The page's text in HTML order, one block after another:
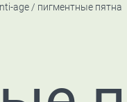
age пигментные пятна